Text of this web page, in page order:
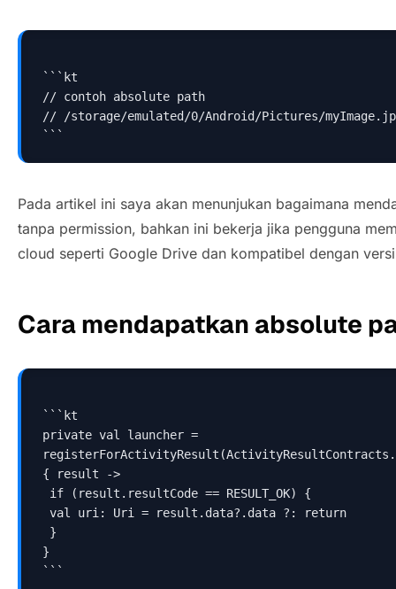
```kt
// contoh absolute path
// /storage/emulated/0/Android/Pictures/
```
Pada artikel ini saya akan menunjukan bagaimana
tanpa permission, bahkan ini bekerja jika pengguna
cloud seperti Google Drive dan kompatibel dengan
Cara mendapatkan absolute
```kt
private val launcher =
{ result ->
if (result.resultCode == RESULT_OK) {
val uri: Uri = result.data?.data ?: return
}
}
```